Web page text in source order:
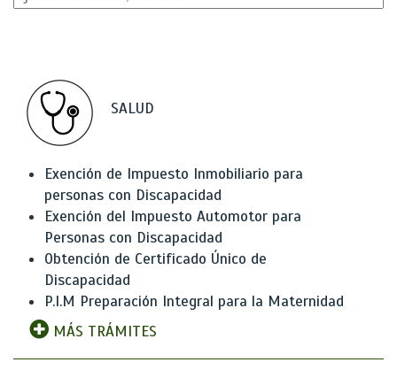
SALUD
Exención de Impuesto Inmobiliario para
personas con Discapacidad
Exención del Impuesto Automotor para
Personas con Discapacidad
Obtención de Certificado Único de
Discapacidad
P.I.M Preparación Integral para la Maternidad
MÁS TRÁMITES